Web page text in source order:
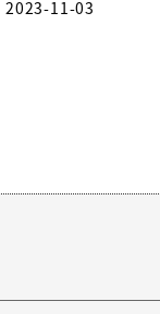
2023-11-03